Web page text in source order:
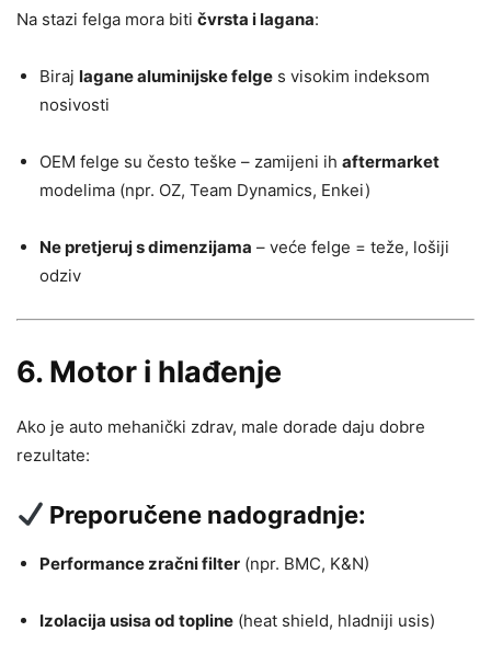
Na stazi felga mora biti čvrsta i lagana:
Biraj lagane aluminijske felge s visokim indeksom
nosivosti
OEM felge su često teške – zamijeni ih aftermarket
modelima (npr. OZ, Team Dynamics, Enkei)
Ne pretjeruj s dimenzijama – veće felge = teže, lošiji
odziv
6. Motor i hlađenje
Ako je auto mehanički zdrav, male dorade daju dobre
rezultate:
Preporučene nadogradnje:
Performance zračni filter (npr. BMC, K&N)
Izolacija usisa od topline (heat shield, hladniji usis)